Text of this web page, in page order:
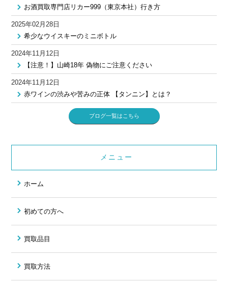
お酒買取専門店リカー999（東京本社）行き方
2025年02月28日
希少なウイスキーのミニボトル
2024年11月12日
【注意！】山崎18年 偽物にご注意ください
2024年11月12日
赤ワインの渋みや苦みの正体 【タンニン】とは？
ブログ一覧はこちら
メニュー
ホーム
初めての方へ
買取品目
買取方法